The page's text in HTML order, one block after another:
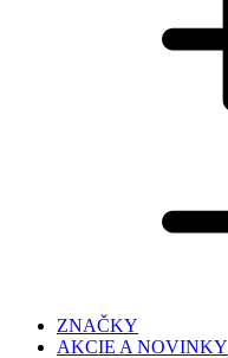
ZNAČKY
AKCIE A NOVINKY